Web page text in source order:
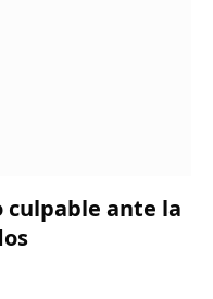
culpable ante la